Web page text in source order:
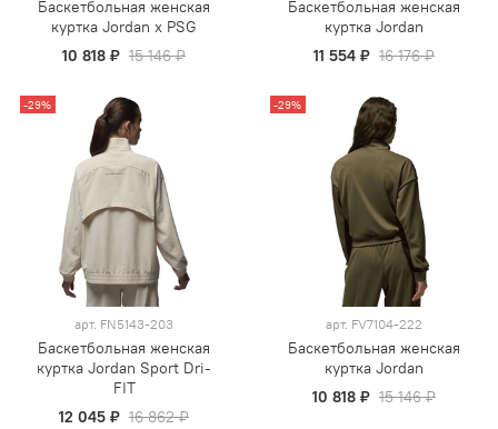
Баскетбольная женская
куртка Jordan x PSG
10 818 ₽ 15 146 ₽
Баскетбольная женская
куртка Jordan
11 554 ₽ 16 176 ₽
-29%
арт. FN5143-203
Баскетбольная женская
куртка Jordan Sport Dri-
FIT
12 045 ₽ 16 862 ₽
-29%
арт. FV7104-222
Баскетбольная женская
куртка Jordan
10 818 ₽ 15 146 ₽